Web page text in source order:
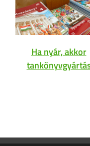
Ha nyár, akkor